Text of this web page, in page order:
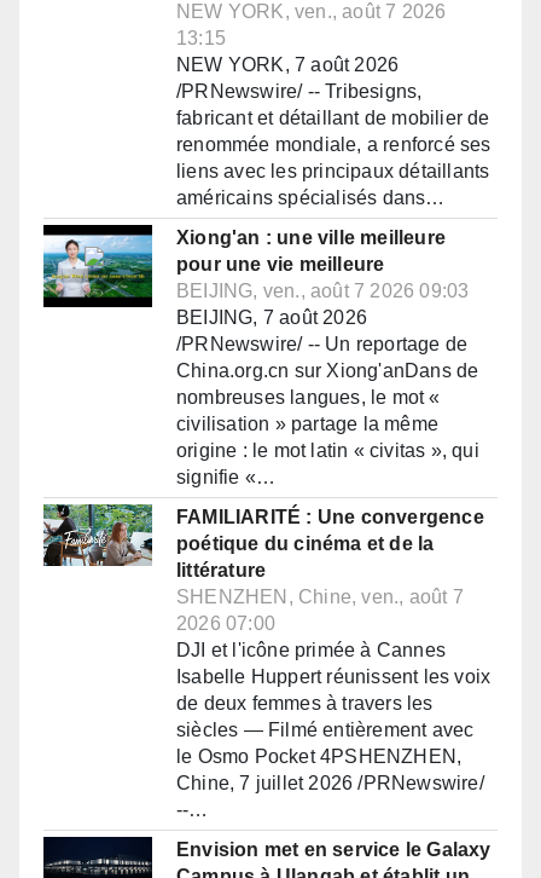
NEW YORK, ven., août 7 2026
13:15
NEW YORK, 7 août 2026
/PRNewswire/ -- Tribesigns,
fabricant et détaillant de mobilier de
renommée mondiale, a renforcé ses
liens avec les principaux détaillants
américains spécialisés dans…
Xiong'an : une ville meilleure
pour une vie meilleure
BEIJING, ven., août 7 2026 09:03
BEIJING, 7 août 2026
/PRNewswire/ -- Un reportage de
China.org.cn sur Xiong'anDans de
nombreuses langues, le mot «
civilisation » partage la même
origine : le mot latin « civitas », qui
signifie «…
FAMILIARITÉ : Une convergence
poétique du cinéma et de la
littérature
SHENZHEN, Chine, ven., août 7
2026 07:00
DJI et l'icône primée à Cannes
Isabelle Huppert réunissent les voix
de deux femmes à travers les
siècles — Filmé entièrement avec
le Osmo Pocket 4PSHENZHEN,
Chine, 7 juillet 2026 /PRNewswire/
--…
Envision met en service le Galaxy